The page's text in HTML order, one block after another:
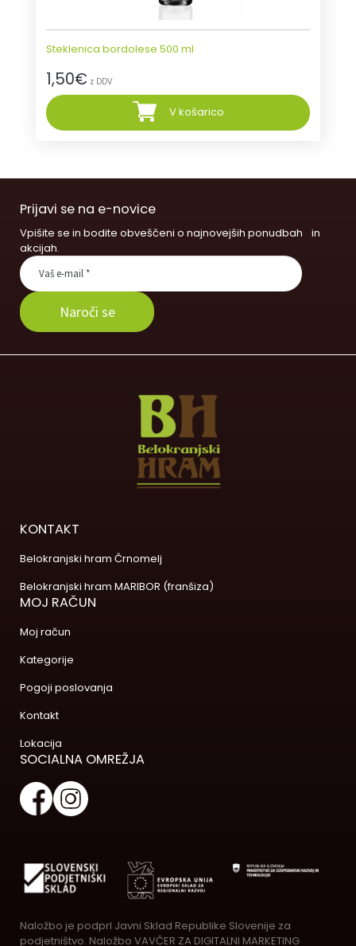
Steklenica bordolese 500 ml
1,50€ z DDV
V košarico
Prijavi se na e-novice
Vpišite se in bodite obveščeni o najnovejših ponudbah in
akcijah.
KONTAKT
Belokranjski hram Črnomelj
Belokranjski hram MARIBOR (franšiza)
MOJ RAČUN
Moj račun
Kategorije
Pogoji poslovanja
Kontakt
Lokacija
SOCIALNA OMREŽJA
Naložbo je podprl Javni Sklad Republike Slovenije za
podjetništvo. Naložbo VAVČER ZA DIGITALNI MARKETING